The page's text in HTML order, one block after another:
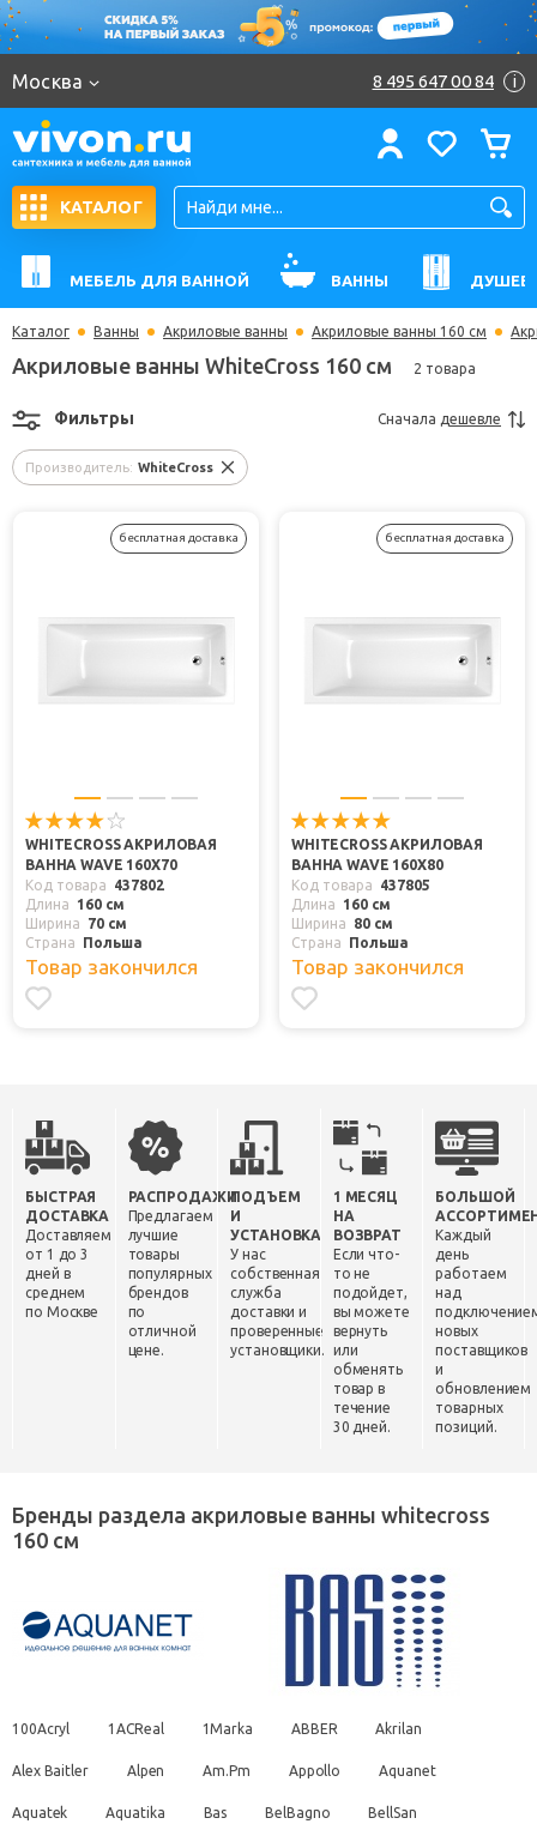
Москва 8 495 647 00 84 i
КАТАЛОГ
МЕБЕЛЬ ДЛЯ ВАННОЙ ВАННЫ
Каталог Ванны Акриловые ванны Акриловые ванны 160 см
Акриловые ванны WhiteCross 160 см 2 товара
Производитель: WhiteCross
Фильтры Сначала дешевле
бесплатная доставка
WHITECROSS АКРИЛОВАЯ
ВАННА WAVE 160X70
Код товара
437802
Длина
160 см
Ширина
70 см
Страна
Польша
Товар закончился
бесплатная доставка
WHITECROSS АКРИЛОВАЯ
ВАННА WAVE 160X80
Код товара
437805
Длина
160 см
Ширина
80 см
Страна
Польша
Товар закончился
БЫСТРАЯ
ДОСТАВКА
Доставляем
от 1 до 3
дней в
среднем
по Москве
РАСПРОДАЖИ
Предлагаем
лучшие
товары
популярных
брендов
по
отличной
цене.
ПОДЪЕМ
И
УСТАНОВКА
У нас
собственная
служба
доставки и
проверенные
установщики.
1 МЕСЯЦ
НА
ВОЗВРАТ
Если что-
то не
подойдет,
вы можете
вернуть
или
обменять
товар в
течение
30 дней.
БОЛЬШОЙ
Каждый
день
работаем
над
новых
поставщиков
и
обновлением
товарных
позиций.
Бренды раздела акриловые ванны whitecross
160 см
100Acryl 1ACReal 1Marka ABBER Akrilan
Alex Baitler Alpen Am.Pm Appollo Aquanet
Aquatek Aquatika Bas BelBagno BellSan